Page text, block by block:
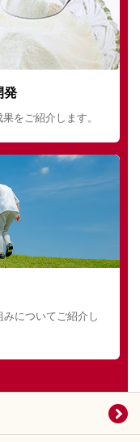
発
をご紹介します。
についてご紹介し